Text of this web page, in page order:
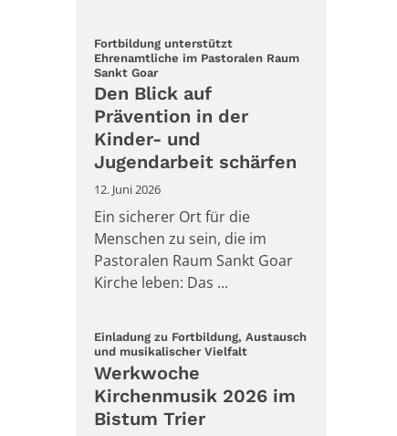
Fortbildung unterstützt
Ehrenamtliche im Pastoralen Raum
Sankt Goar
Den Blick auf
Prävention in der
Kinder- und
Jugendarbeit schärfen
12. Juni 2026
Ein sicherer Ort für die
Menschen zu sein, die im
Pastoralen Raum Sankt Goar
Kirche leben: Das ...
Einladung zu Fortbildung, Austausch
und musikalischer Vielfalt:
Werkwoche
Kirchenmusik 2026 im
Bistum Trier